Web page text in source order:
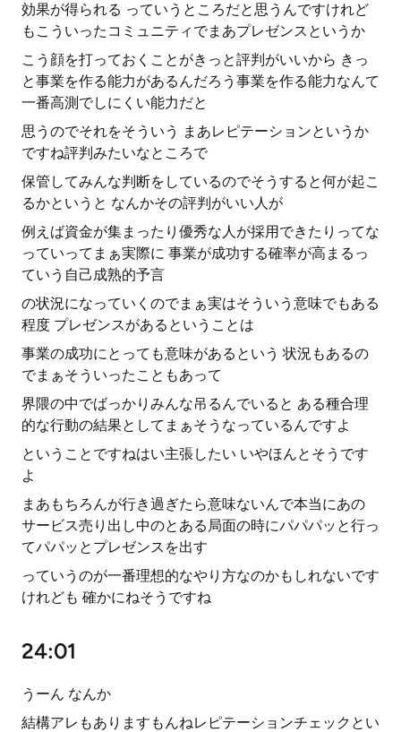
効果が得られる っていうところだと思うんですけれど
もこういったコミュニティでまあプレゼンスというか
こう顔を打っておくことがきっと評判がいいから きっ
と事業を作る能力があるんだろう事業を作る能力なんて
一番高測でしにくい能力だと
思うのでそれをそういう まあレピテーションというか
ですね評判みたいなところで
保管してみんな判断をしているのでそうすると何が起こ
るかというと なんかその評判がいい人が
例えば資金が集まったり優秀な人が採用できたりってな
っていってまぁ実際に 事業が成功する確率が高まるっ
ていう自己成熟的予言
の状況になっていくのでまぁ実はそういう意味でもある
程度 プレゼンスがあるということは
事業の成功にとっても意味があるという 状況もあるの
でまぁそういったこともあって
界隈の中でばっかりみんな吊るんでいると ある種合理
的な行動の結果としてまぁそうなっているんですよ
ということですねはい主張したい いやほんとそうです
よ
まあもちろんが行き過ぎたら意味ないんで本当にあの
サービス売り出し中のとある局面の時にパパパッと行っ
てパパッとプレゼンスを出す
っていうのが一番理想的なやり方なのかもしれないです
けれども 確かにねそうですね
24:01
うーん なんか
結構アレもありますもんねレピテーションチェックとい